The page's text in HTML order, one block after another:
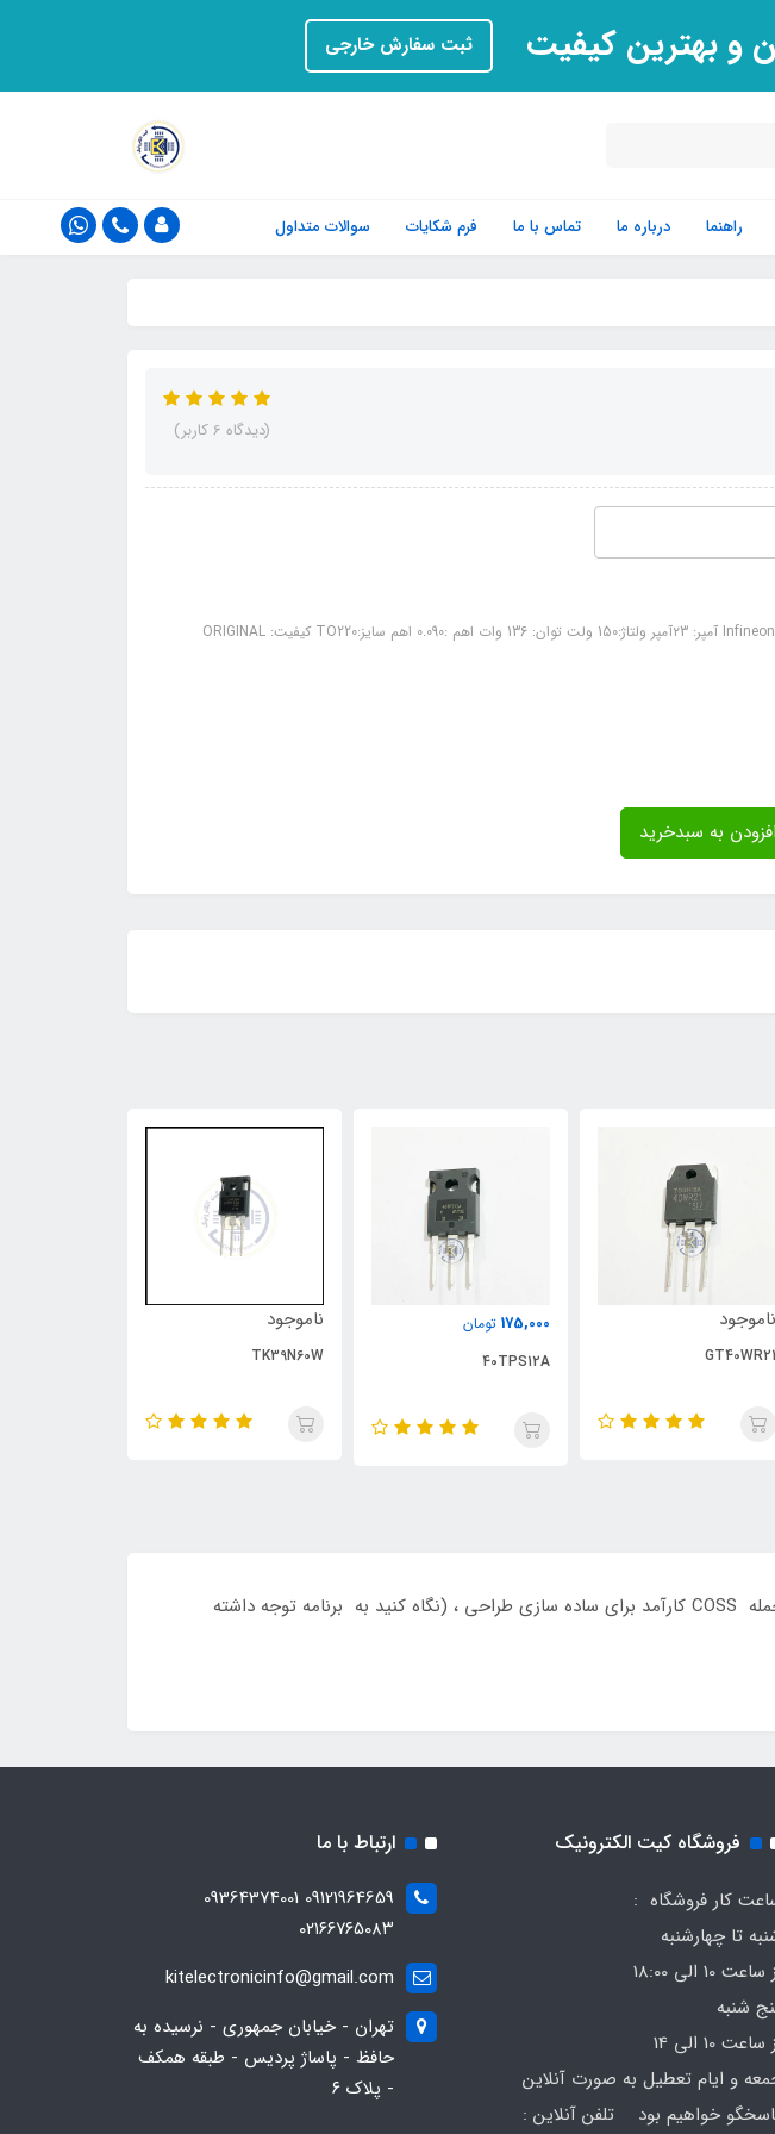
و بهترین کیفیت ثبت سفارش خارجی
راهنما درباره ما تماس با ما فرم‌ شکایات سوالات متداول
(دیدگاه 6 کاربر)
ناموجود
GT40WR21
175,000 تومان
40TPS12A
ناموجود
TK39N60W
شارژ پایین دروازه به زهکشی برای کاهش ضررهای جابجایی ظرفیت کاملاً مشخص شده از جمله COSS کارآمد برای ساده سازی طراحی ، (نگاه کنید به برنامه توجه داشته
فروشگاه کیت الکترونیک
کار فروشگاه :
تا چهارشنبه
10 الی 18:00
شنبه
10 الی 14
و ایام تعطیل به صورت آنلاین
خواهیم بود تلفن آنلاین :
ارتباط با ما
09121964659 09364374001
۰۲۱۶۶۷۶۵۰۸۳
kitelectronicinfo@gmail.com
تهران - خیابان جمهوری - نرسیده به
حافظ - پاساژ پردیس - طبقه همکف
- پلاک ۶